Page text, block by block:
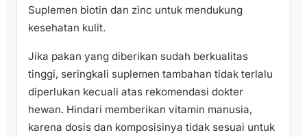
Suplemen biotin dan zinc untuk mendukung
kesehatan kulit.
Jika pakan yang diberikan sudah berkualitas
tinggi, seringkali suplemen tambahan tidak terlalu
diperlukan kecuali atas rekomendasi dokter
hewan. Hindari memberikan vitamin manusia,
karena dosis dan komposisinya tidak sesuai untuk